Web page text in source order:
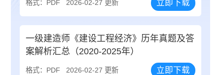
格式：PDF 2026-02-27 更新 立即下载
一级建造师《建设工程经济》历年真题及答
案解析汇总（2020-2025年）
格式：PDF 2026-02-27 更新 立即下载